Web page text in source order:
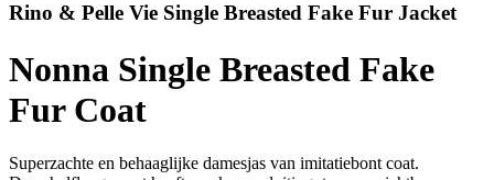
Rino & Pelle Vie Single Breasted Fake Fur Jacket
Nonna Single Breasted Fake
Fur Coat
Superzachte en behaaglijke damesjas van imitatiebont coat.